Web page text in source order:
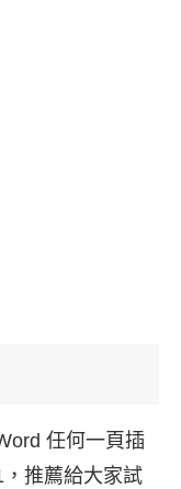
任何一頁插
推薦給大家試